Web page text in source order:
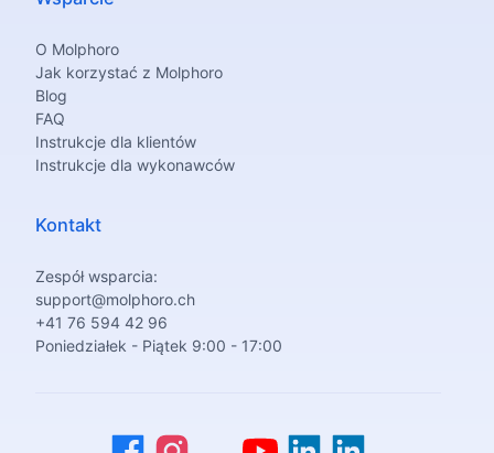
O Molphoro
Jak korzystać z Molphoro
Blog
FAQ
Instrukcje dla klientów
Instrukcje dla wykonawców
Kontakt
Zespół wsparcia:
support@molphoro.ch
+41 76 594 42 96
Poniedziałek - Piątek 9:00 - 17:00